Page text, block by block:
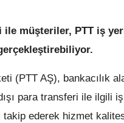
ile müşteriler, PTT iş
(PTT AŞ), bankacılık
para transferi ile ilgili
ederek hizmet